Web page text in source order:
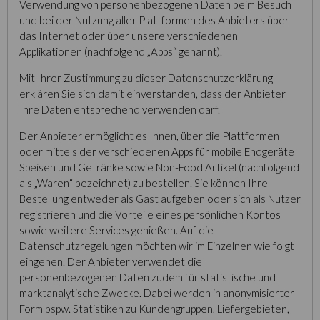
Verwendung von personenbezogenen Daten beim Besuch
und bei der Nutzung aller Plattformen des Anbieters über
das Internet oder über unsere verschiedenen
Applikationen (nachfolgend „Apps“ genannt).
Mit Ihrer Zustimmung zu dieser Datenschutzerklärung
erklären Sie sich damit einverstanden, dass der Anbieter
Ihre Daten entsprechend verwenden darf.
Der Anbieter ermöglicht es Ihnen, über die Plattformen
oder mittels der verschiedenen Apps für mobile Endgeräte
Speisen und Getränke sowie Non-Food Artikel (nachfolgend
als „Waren“ bezeichnet) zu bestellen. Sie können Ihre
Bestellung entweder als Gast aufgeben oder sich als Nutzer
registrieren und die Vorteile eines persönlichen Kontos
sowie weitere Services genießen. Auf die
Datenschutzregelungen möchten wir im Einzelnen wie folgt
eingehen. Der Anbieter verwendet die
personenbezogenen Daten zudem für statistische und
marktanalytische Zwecke. Dabei werden in anonymisierter
Form bspw. Statistiken zu Kundengruppen, Liefergebieten,